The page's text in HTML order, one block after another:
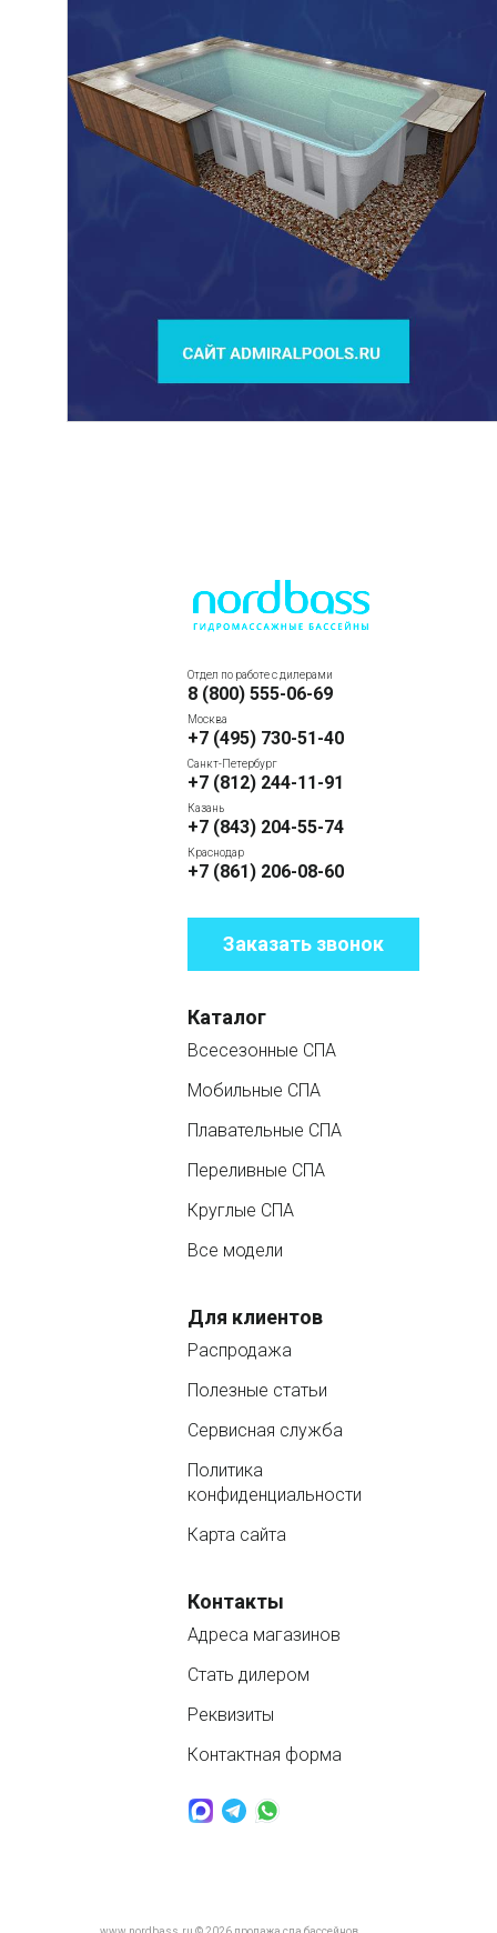
Отдел по работе с дилерами
8 (800) 555-06-69
Москва
+7 (495) 730-51-40
Санкт-Петербург
+7 (812) 244-11-91
Казань
+7 (843) 204-55-74
Краснодар
+7 (861) 206-08-60
Заказать звонок
Каталог
Всесезонные СПА
Мобильные СПА
Плавательные СПА
Переливные СПА
Круглые СПА
Все модели
Для клиентов
Распродажа
Полезные статьи
Сервисная служба
Политика
конфиденциальности
Карта сайта
Контакты
Адреса магазинов
Стать дилером
Реквизиты
Контактная форма